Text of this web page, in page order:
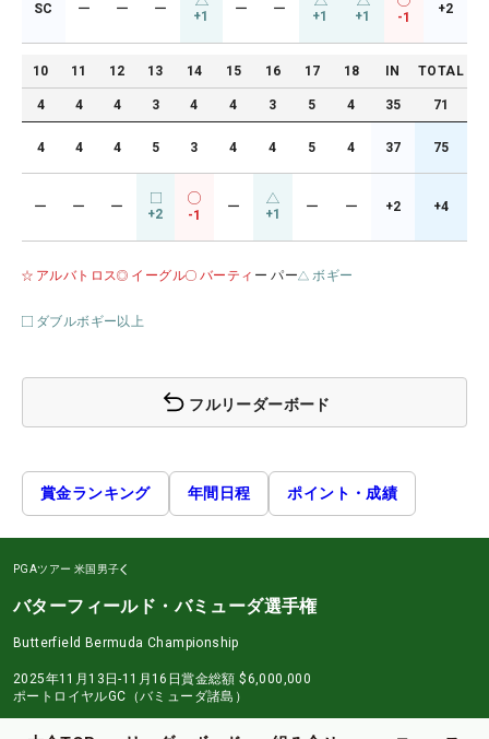
SC ー ー ー +1 ー ー +1 +1 -1
+2
10 11 12 13 14 15 16 17 18 IN TOTAL
4 4 4 3 4 4 3 5 4 35 71
4 4 4 5 3 4 4 5 4 37 75
ー ー ー +2 -1
ー +1 ー ー +2 +4
アルバトロス イーグル バーティ ー パー ボギー
ダブルボギー以上
フルリーダーボード
賞金ランキング 年間日程 ポイント・成績
PGAツアー 米国男子
バターフィールド・バミューダ選手権
Butterfield Bermuda Championship
2025年11月13日-11月16日賞金総額 $6,000,000
ポートロイヤルGC（バミューダ諸島）